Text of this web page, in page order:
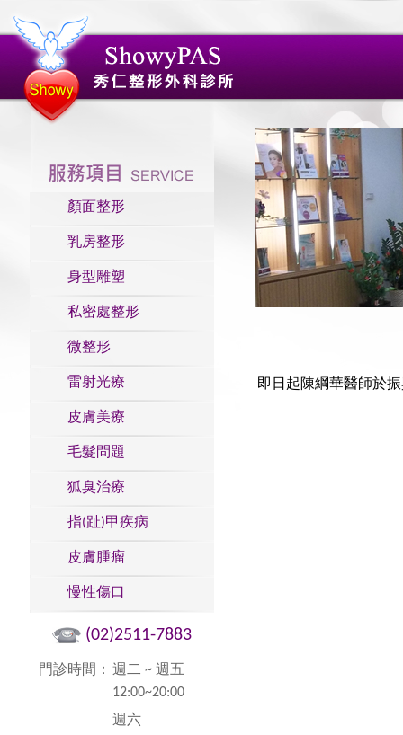
顏面整形
乳房整形
身型雕塑
私密處整形
微整形
雷射光療
皮膚美療
毛髮問題
狐臭治療
指(趾)甲疾病
皮膚腫瘤
慢性傷口
(02)2511-7883
門診時間： 週二 ~ 週五
12:00~20:00
週六
即日起陳綱華醫師於